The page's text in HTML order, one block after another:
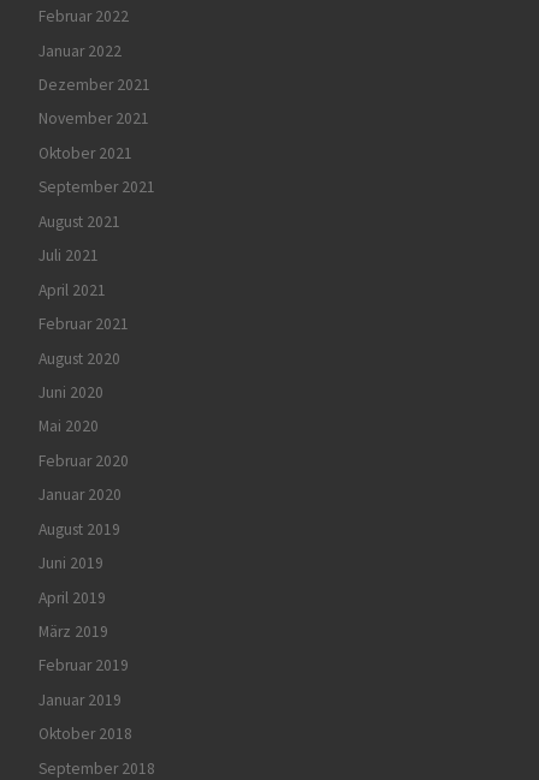
Februar 2022
Januar 2022
Dezember 2021
November 2021
Oktober 2021
September 2021
August 2021
Juli 2021
April 2021
Februar 2021
August 2020
Juni 2020
Mai 2020
Februar 2020
Januar 2020
August 2019
Juni 2019
April 2019
März 2019
Februar 2019
Januar 2019
Oktober 2018
September 2018